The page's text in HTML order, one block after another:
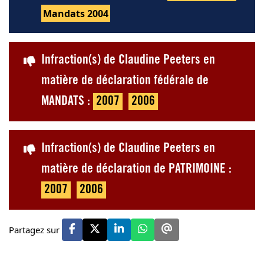
Mandats 2004
Infraction(s) de Claudine Peeters en
matière de déclaration fédérale de
MANDATS : 2007 2006
Infraction(s) de Claudine Peeters en
matière de déclaration de PATRIMOINE :
2007
2006
Partagez sur